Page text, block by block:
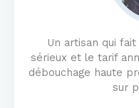
Un artisan qui
sérieux et le tarif
débouchage haute
sur